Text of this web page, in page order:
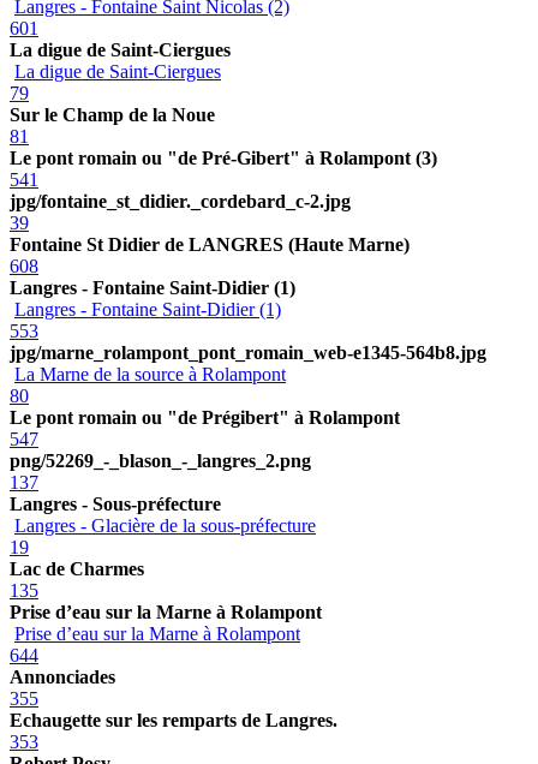
Langres - Fontaine Saint Nicolas (2)
601
La digue de Saint-Ciergues
La digue de Saint-Ciergues
79
Sur le Champ de la Noue
81
Le pont romain ou "de Pré-Gibert" à Rolampont (3)
541
jpg/fontaine_st_didier._cordebard_c-2.jpg
39
Fontaine St Didier de LANGRES (Haute Marne)
608
Langres - Fontaine Saint-Didier (1)
Langres - Fontaine Saint-Didier (1)
553
jpg/marne_rolampont_pont_romain_web-e1345-564b8.jpg
La Marne de la source à Rolampont
80
Le pont romain ou "de Prégibert" à Rolampont
547
png/52269_-_blason_-_langres_2.png
137
Langres - Sous-préfecture
Langres - Glacière de la sous-préfecture
19
Lac de Charmes
135
Prise d’eau sur la Marne à Rolampont
Prise d’eau sur la Marne à Rolampont
644
Annonciades
355
Echaugette sur les remparts de Langres.
353